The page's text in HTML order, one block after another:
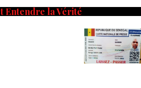
Entendre la Vérité